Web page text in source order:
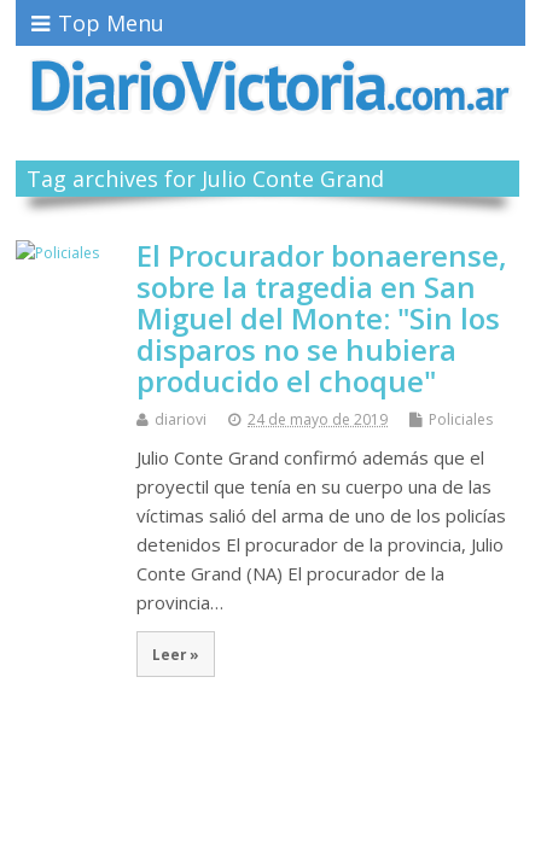
Top Menu
Tag archives for Julio Conte Grand
El Procurador bonaerense,
sobre la tragedia en San
Miguel del Monte: "Sin los
disparos no se hubiera
producido el choque"
diariovi 24 de mayo de 2019 Policiales
Julio Conte Grand confirmó además que el
proyectil que tenía en su cuerpo una de las
víctimas salió del arma de uno de los policías
detenidos El procurador de la provincia, Julio
Conte Grand (NA) El procurador de la
provincia…
Leer »